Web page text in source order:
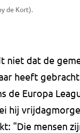
de Kort).
niet dat de
heeft
de Europa
hij
"Die mensen